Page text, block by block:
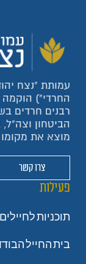
עמותת "נצח
רבנים חרדים
הביטחון
מוצא את מקומו
צרו קשר
פעילות
תוכניות לחיילים
בית החייל